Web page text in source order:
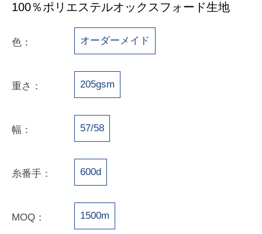
100％ポリエステルオックスフォード生地
色： オーダーメイド
重さ： 205gsm
幅： 57/58
糸番手： 600d
MOQ： 1500m